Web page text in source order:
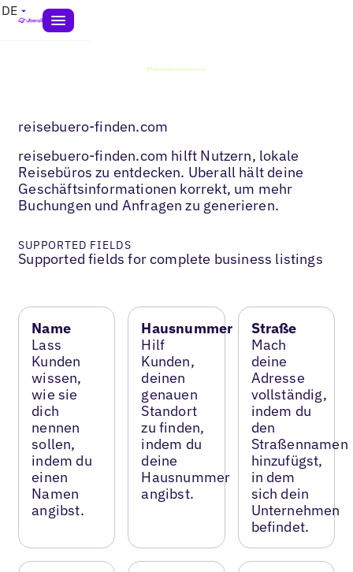
DE
reisebuero-finden.com
reisebuero-finden.com hilft Nutzern, lokale
Reisebüros zu entdecken. Uberall hält deine
Geschäftsinformationen korrekt, um mehr
Buchungen und Anfragen zu generieren.
SUPPORTED FIELDS
Supported fields for complete business listings
Name
Lass
Kunden
wissen,
wie sie
dich
nennen
sollen,
indem du
einen
Namen
angibst.
Hausnummer
Hilf
Kunden,
deinen
genauen
Standort
zu finden,
indem du
deine
Hausnummer
angibst.
Straße
Mach
deine
Adresse
vollständig,
indem du
den
Straßennamen
hinzufügst,
in dem
sich dein
Unternehmen
befindet.